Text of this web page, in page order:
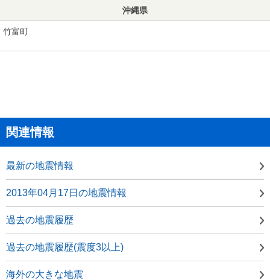
沖縄県
竹富町
関連情報
最新の地震情報
2013年04月17日の地震情報
過去の地震履歴
過去の地震履歴(震度3以上)
海外の大きな地震